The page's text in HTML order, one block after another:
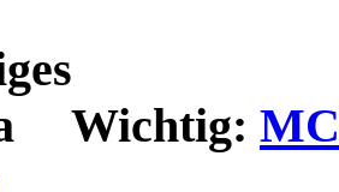
Wichtig: